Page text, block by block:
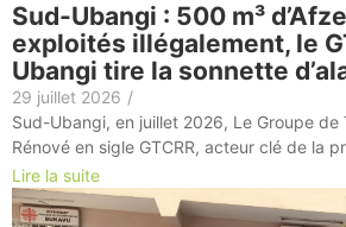
Sud-Ubangi : 500 m³
exploités illégalement, le
Ubangi tire la sonnette
29 juillet 2026 /
Sud-Ubangi, en juillet 2026, Le Groupe de
Rénové en sigle GTCRR, acteur clé de la
Lire la suite